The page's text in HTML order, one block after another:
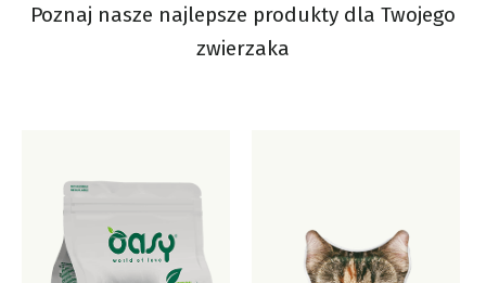
Poznaj nasze najlepsze produkty dla Twojego
zwierzaka